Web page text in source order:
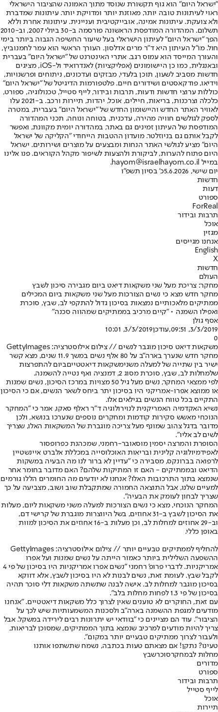
"ישראל היום" הוא גוף תקשורת שנוסד מתוך האמונה שהציבור הישראלי
ראוי לעיתונות טובה יותר, מאוזנת יותר ומדויקת יותר. עיתונות שמדברת
ולא צועקת. עיתונות אמינה, אובייקטיבית ועניינית. עיתונות אחרת וללא
תשלום. המהדורה המודפסת הראשונה פורסמה ב-30 ביולי 2007, וב-2010
הפך "ישראל היום" לעיתון הישראלי בעל שיעור החשיפה הגבוה ביותר בימי
חול. מו"ל העיתון היא ד"ר מרים אדלסון. העורך הראשי הוא עמר לחמנוביץ,
והעורך המייסד הוא עמוס רגב. אתרי האינטרנט של "ישראל היום" בעברית
ובאנגלית, כמו כן היישומונים (אפליקציות) לאנדרואיד ול-iOS, מציגים
חדשות מסביב לשעון, תוכן בלעדי, מבזקים ועדכונים, ניתוחים ופרשנויות,
וידיאו, פודקאסטים ושידורים חיים. פלטפורמות הדיגיטל של "ישראל היום"
כוללות ערוצי חדשות ודעות, תרבות ובידור, לייף סטייל, טכנולוגיה, ספורט,
כלכלה וצרכנות, בריאות, חיילים, אוכל, יהדות, תיירות ורכב. ב-2021 עלו
לאוויר האתר החדש והיישומון החדש של "ישראל היום" בעברית, במטרה
לספק לגולשים חוויה מהירה, עדכנית, בטוחה ונוחה. תכני המהדורה
המודפסת של העיתון זמינים גם באתר, במהדורה יומית מקוונת, ואפשר
לקבל אותם גם בניוזלטר. מועדון ההטבות הייחודי "הקליקה של ישראל
היום" מציע לגולשי האתר הנחות ומבצעים על מוצרים ושירותים. ישראל
היום פתוח להערות, לביקורת ולהצעות לשיפור מקהל הקוראים. פנו אלינו
במייל hayom@israelhayom.co.il.
יום שישי, 5.6.2026
כ' בסיון תשפ"ו
חדשות
דעות
ספורט
ForReal
תרבות ובידור
אוכל
מגזין
אנחנו מגייסים
English
X
חדשות
העולם
מחקר: צריכת מעל שני משקאות דיאט ביום מגבירה סיכון לשבץ
מחקר חדש מצא כי נשים הצורכות מעל שני משקאות ביום המכילים
ממתיקים מלאכותיים נמצאות בסיכון גדול להתקפי לב, שבץ, סוכרת
ואפילו השמנה • "קיים מרכיב בממתיקים שמהווה סכנה"
אסף גולן
3/3/2019, 09:51
,עודכן3/3/2019, 10:01
0
משקאות דיאט סיכון מוגבר לנשים // צילום אילוסטרציה: GettyImages
מחקר חדש שנערך בארה"ב על 80 אלף נשים במשך 11.9 שנים, מצא קשר
ישיר בין שתייה של למעלה משנימשקאות דיאטטייםביום להתפרצות
שלמחלות לב, שבץ, סוכרת מסוג 2, דמנציה ואף נטייה להשמנה.
לפי ממצאי המחקר, נשים מעל גיל 50 מצויות במרכז הסיכון, נשים שמנות
או ממוצא אפרו-אמריקני היו בסיכון יתר ביחס לשאר הנשים, אם כי הסיכון
התקיים בכל טווח הנשים בגילאים אלו.
נשיא האקדמיה האמריקנית לנוירולוגיה ד"ר ראלף סאקו, אמר כי "המחקר
הנוכחי מאשש סקירות קודמות ומחקרים נוספים שנערכו בנושא, ולכן
מדובר בדגל צהוב שמונף מעל צריכה מוגברת של המשקאות האלו, שצריך
לשים לב אליו".
הסופרת והמרצה יסמין מוסאובר-רחמני, שמכהנת כפרופסור
לאפידמיולוגיה קלינית ובריאות האוכלוסייה במכללת אלברט איינשטיין
לרפואה בברונקס, מסבירה כי "עדיין לא ברור לנו מה הבעיה במשקות
הדיאט ובממתיקים - האם זו המתיקות שלהם? האם מדובר בחומר אחר
שנמצא בתוך התרכובות האלו? אנחנו לא יודעים מה החומרים הללו גורמים
למעיים שלנו, אבל התוצאה החמורה שמתקבלת שוב ושוב, מצביעה על כך
שצריך לבחון לעומק את הבעיה".
המחקר הנוכחי, מצא כי נשים הצורכות למעלה משני משקאות ליום, מעלות
את הסיכון לשבץ ב-31 אחוזים, בשל היווצרות מוגברת של קרישי דם,
וב-29 אחוזים למחלות לב, וכן מעלות ב-16 אחוזים את הסיכון למוות
באופן כללי.
להחליף לממתיקים טבעיים יותר // צילום אילוסטרציה: GettyImages
ההשפעה השלילית ביותר כאמור הייתה על נשים שמנות ועל אפרו
אמריקניות. לדברי פרופ' רחמני "נשים אפרו אמריקניות היו בסיכון של פי 4
לקבל שבץ. לעומת זאת, נשים לבנות לא היו בסיכון לשבץ, אלא דווקא
בסיכון מוגבר למחלות לב. אישה לבנה שתשתה משקאות דלי סוכר תהיה
בסיכון של פי 1.3 לפחות מחלות בלב".
עם זאת, החוקרים לא טוענים שאין לצרוך כלל משקאות דיאטטיים. "אנחנו
מודעים למגפת ההשמנה בארה"ב ולסכנות המשמעותיות שיש לכך על
הציבור". עוד הם מציינים כי "בוודאי יש יתרונות רבים לירידה במשקל. אבל
צריך להיות מודעים למרכיב שנמצא בתוך הממתיקים, שמסוכן לבריאות,
ולעבור לצרוך ממתיקים טבעיים יותר במקום".
טעינו? נתקן! אם מצאתם טעות בכתבה, נשמח שתשתפו אותנו
מחלות לבמחקרסוכרשבץ
מדורים
ספורט
תרבות ובידור
לייף סטייל
אוכל
תיירות